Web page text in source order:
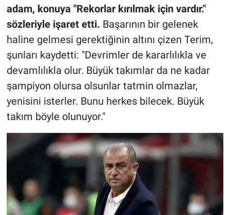
adam, konuya "Rekorlar kırılmak için vardır."
sözleriyle işaret etti. Başarının bir gelenek
haline gelmesi gerektiğinin altını çizen Terim,
şunları kaydetti: "Devrimler de kararlılıkla ve
devamlılıkla olur. Büyük takımlar da ne kadar
şampiyon olursa olsunlar tatmin olmazlar,
yenisini isterler. Bunu herkes bilecek. Büyük
takım böyle olunuyor."